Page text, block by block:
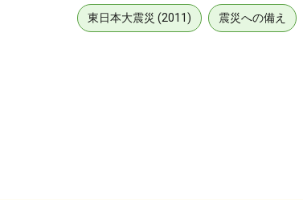
東日本大震災 (2011) 震災への備え